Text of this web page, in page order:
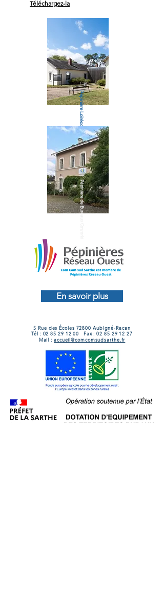
Téléchargez-la
Pépinière Loirécopark
Pépinière de Bureaux Coworking@LeLude
En savoir plus
5 Rue des Écoles 72800 Aubigné-Racan
Tél : 02 85 29 12 00 Fax :02 85 29 12 27
Mail : accueil@comcomsudsarthe.fr